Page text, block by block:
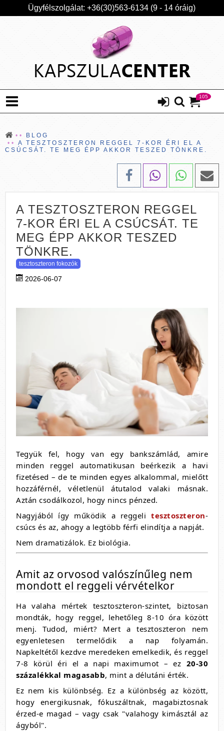
Ügyfélszolgálat: +36(30)563-6134 (9 - 14 óráig)
105
BLOG
A TESZTOSZTERON REGGEL 7-KOR ÉRI EL A
CSÚCSÁT. TE MEG ÉPP AKKOR TESZED TÖNKRE.
A TESZTOSZTERON REGGEL
7-KOR ÉRI EL A CSÚCSÁT. TE
MEG ÉPP AKKOR TESZED
TÖNKRE.
tesztoszteron fokozók
2026-06-07
Tegyük fel, hogy van egy bankszámlád, amire
minden reggel automatikusan beérkezik a havi
fizetésed – de te minden egyes alkalommal, mielőtt
hozzáférnél, véletlenül átutalod valaki másnak.
Aztán csodálkozol, hogy nincs pénzed.
Nagyjából így működik a reggeli tesztoszteron-
csúcs és az, ahogy a legtöbb férfi elindítja a napját.
Nem dramatizálok. Ez biológia.
Amit az orvosod valószínűleg nem
mondott el reggeli vérvételkor
Ha valaha mértek tesztoszteron-szintet, biztosan
mondták, hogy reggel, lehetőleg 8-10 óra között
menj. Tudod, miért? Mert a tesztoszteron nem
egyenletesen termelődik a nap folyamán.
Napkeltétől kezdve meredeken emelkedik, és reggel
7-8 körül éri el a napi maximumot – ez 20-30
százalékkal magasabb, mint a délutáni érték.
Ez nem kis különbség. Ez a különbség az között,
hogy energikusnak, fókuszáltnak, magabiztosnak
érzed-e magad – vagy csak "valahogy kimásztál az
ágyból".